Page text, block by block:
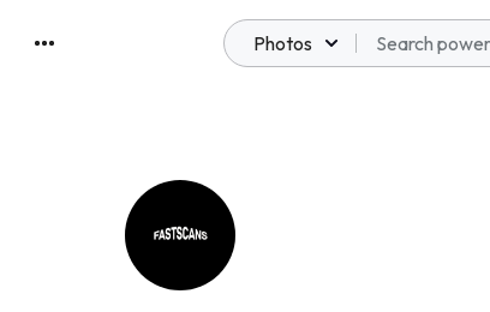
Photos